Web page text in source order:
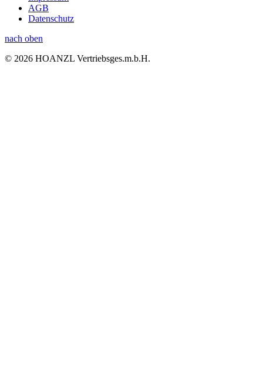
AGB
Datenschutz
nach oben
© 2026 HOANZL Vertriebsges.m.b.H.